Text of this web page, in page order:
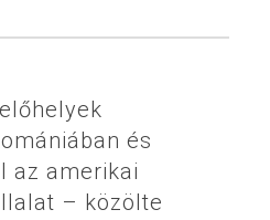
és
az amerikai
– közölte